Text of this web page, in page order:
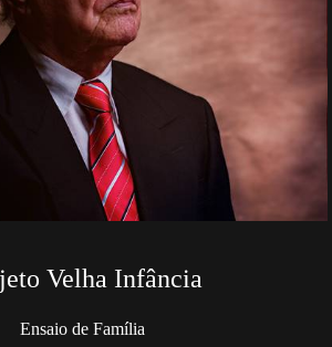
Velha Infância
Ensaio de Família